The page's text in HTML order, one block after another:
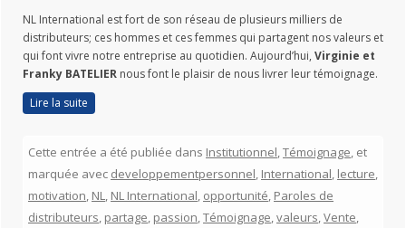
NL International est fort de son réseau de plusieurs milliers de
distributeurs; ces hommes et ces femmes qui partagent nos valeurs et
qui font vivre notre entreprise au quotidien. Aujourd’hui, Virginie et
Franky BATELIER nous font le plaisir de nous livrer leur témoignage.
Lire la suite
Cette entrée a été publiée dans Institutionnel,Témoignage, et
marquée avec developpementpersonnel, International, lecture,
motivation, NL, NL International, opportunité, Paroles de
distributeurs, partage, passion,Témoignage,valeurs,Vente,